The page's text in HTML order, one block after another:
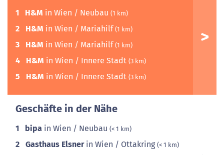
1 H&M in Wien / Neubau (1 km)
2 H&M in Wien / Mariahilf (1 km)
3 H&M in Wien / Mariahilf (1 km)
4 H&M in Wien / Innere Stadt (3 km)
5 H&M in Wien / Innere Stadt (3 km)
Geschäfte in der Nähe
1 bipa in Wien / Neubau (< 1 km)
2 Gasthaus Elsnerin Wien / Ottakring (< 1 km)